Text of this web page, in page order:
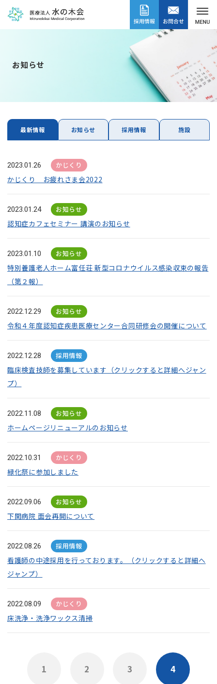
お知らせ
最新情報 お知らせ 採用情報 施設
2023.01.26 かじくり
かじくり お疲れさま会2022
2023.01.24 お知らせ
認知症カフェセミナー 講演のお知らせ
2023.01.10 お知らせ
特別養護老人ホーム富任荘 新型コロナウイルス感染収束の報告
（第２報）
2022.12.29 お知らせ
令和４年度認知症疾患医療センター合同研修会の開催について
2022.12.28 採用情報
臨床検査技師を募集しています（クリックすると詳細へジャン
プ）
2022.11.08 お知らせ
ホームページリニューアルのお知らせ
2022.10.31 かじくり
緑化祭に参加しました
2022.09.06 お知らせ
下関病院 面会再開について
2022.08.26 採用情報
看護師の中途採用を行っております。（クリックすると詳細へ
ジャンプ）
2022.08.09 かじくり
床洗浄・洗浄ワックス清掃
1 2 3 4